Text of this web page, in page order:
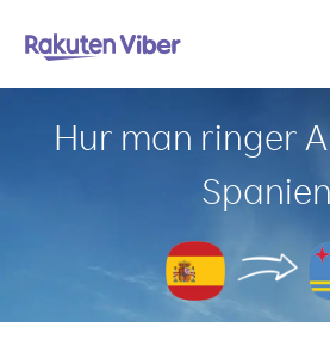
Hur man ringer
Spanien